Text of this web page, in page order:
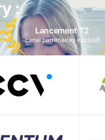
:
Lancement T2
canal partenaires exclusif